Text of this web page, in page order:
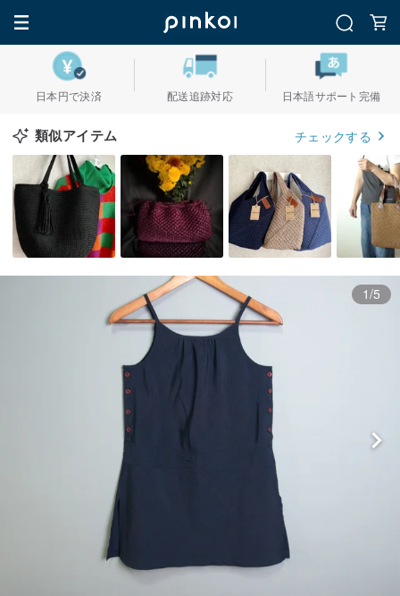
日本円で決済 配送追跡対応 日本語サポート完備
類似アイテム チェックする
1/5